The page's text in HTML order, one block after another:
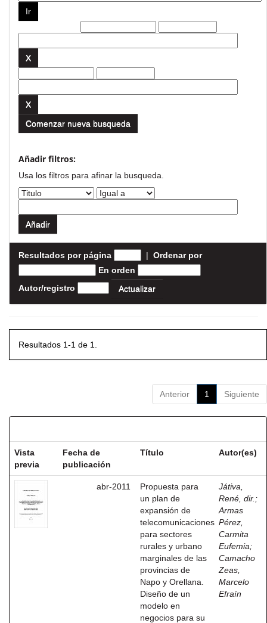
Comenzar nueva busqueda
Añadir filtros:
Usa los filtros para afinar la busqueda.
Resultados por página | Ordenar por
En orden
Autor/registro
Resultados 1-1 de 1.
Anterior 1 Siguiente
Vista
previa
Fecha de
publicación
Título Autor(es)
abr-2011
Propuesta para
un plan de
expansión de
telecomunicaciones
para sectores
rurales y urbano
marginales de las
provincias de
Napo y Orellana.
Diseño de un
modelo en
negocios para su
Játiva,
René, dir. ;
Armas
Pérez,
Carmita
Eufemia;
Camacho
Zeas,
Marcelo
Efraín